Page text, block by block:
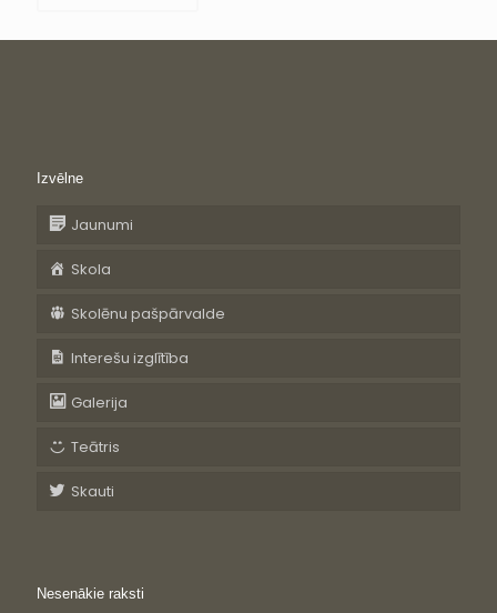
Izvēlne
Jaunumi
Skola
Skolēnu pašpārvalde
Interešu izglītība
Galerija
Teātris
Skauti
Nesenākie raksti